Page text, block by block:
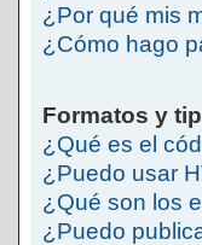
¿Por qué mis
¿Cómo hago
Formatos y
¿Qué es el
¿Puedo usar
¿Qué son los
¿Puedo